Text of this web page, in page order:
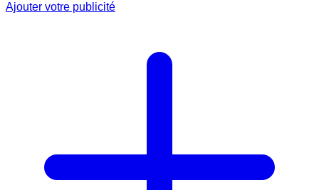
Ajouter votre publicité